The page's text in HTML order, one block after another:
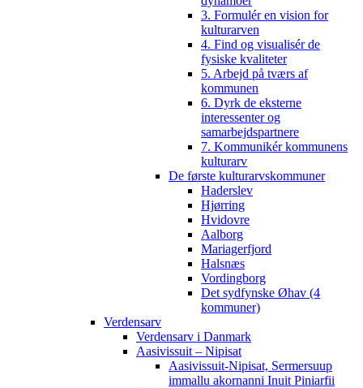
3. Formulér en vision for
kulturarven
4. Find og visualisér de
fysiske kvaliteter
5. Arbejd på tværs af
kommunen
6. Dyrk de eksterne
interessenter og
samarbejdspartnere
7. Kommunikér kommunens
kulturarv
De første kulturarvskommuner
Haderslev
Hjørring
Hvidovre
Aalborg
Mariagerfjord
Halsnæs
Vordingborg
Det sydfynske Øhav (4
kommuner)
Verdensarv
Verdensarv i Danmark
Aasivissuit – Nipisat
Aasivissuit-Nipisat, Sermersuup
immallu akornanni Inuit Piniarfii